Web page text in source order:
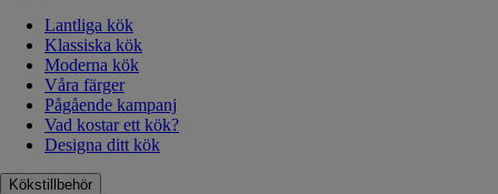
Lantliga kök
Klassiska kök
Moderna kök
Våra färger
Pågående kampanj
Vad kostar ett kök?
Designa ditt kök
Kökstillbehör